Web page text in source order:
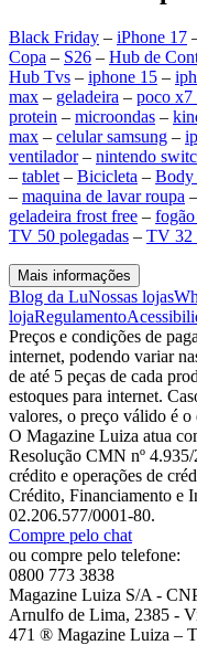
Black Friday – iPhone 17
Copa – S26 – Hub de
Hub Tvs – iphone 15 –
max – geladeira – poco x7
protein – microondas –
max – celular samsung –
ventilador– nintendo
– tablet – Bicicleta – Body
– maquina de lavar roupa –
geladeira frost free –
TV 50 polegadas – TV 32
Mais informações
Blog da LuNossas lojas
lojaRegulamento
Preços e condições de
internet, podendo variar
de até 5 peças de cada
estoques para internet.
valores, o preço válido é o
O Magazine Luiza atua
Resolução CMN nº 4.935/
crédito e operações de
Crédito, Financiamento e
02.206.577/0001-80.
Compre pelo chat
ou compre pelo telefone:
0800 773 3838
Magazine Luiza S/A -
Arnulfo de Lima, 2385 -
471 ® Magazine Luiza –